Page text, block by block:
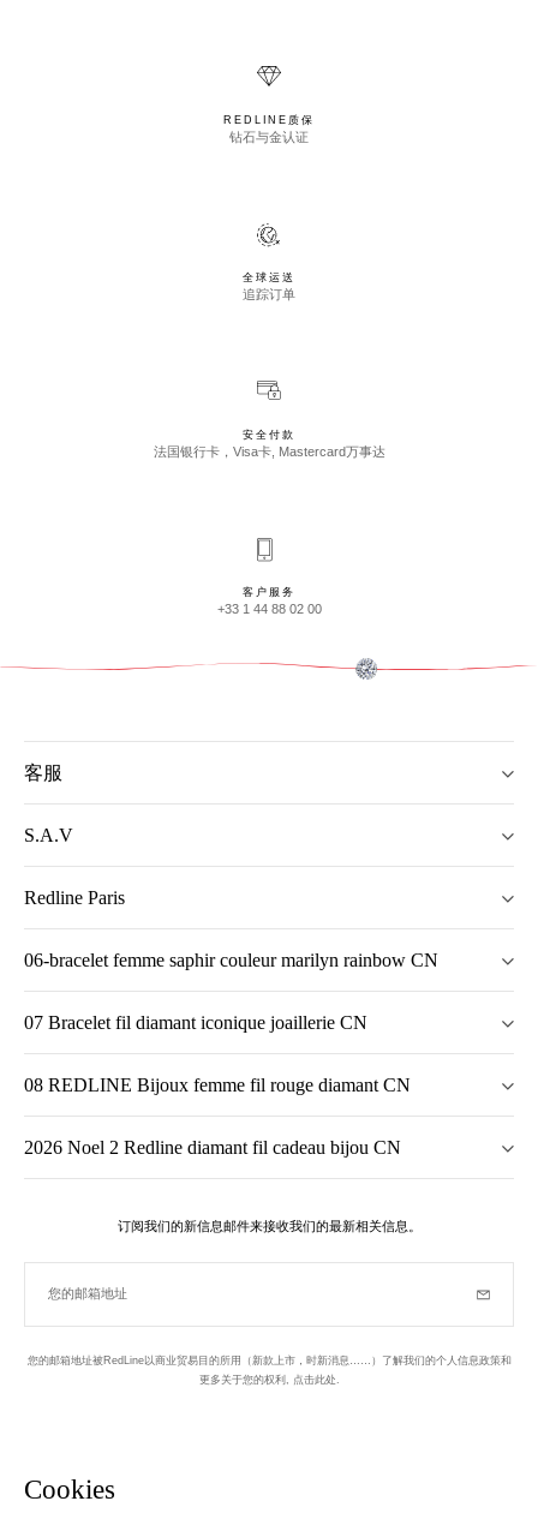
Cookies
REDLINE质保
钻石与金认证
全球运送
追踪订单
安全付款
法国银行卡，Visa卡, Mastercard万事达
客户服务
+33 1 44 88 02 00
客服
S.A.V
Redline Paris
06-bracelet femme saphir couleur marilyn rainbow CN
07 Bracelet fil diamant iconique joaillerie CN
08 REDLINE Bijoux femme fil rouge diamant CN
2026 Noel 2 Redline diamant fil cadeau bijou CN
订阅我们的新信息邮件来接收我们的最新相关信息。
您的邮箱地址
您的邮箱地址被RedLine以商业贸易目的所用（新款上市，时新消息……）了解我们的个人信息政策和
更多关于您的权利, 点击此处.
新信息邮件